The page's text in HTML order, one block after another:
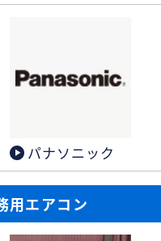
パナソニック
用エアコン